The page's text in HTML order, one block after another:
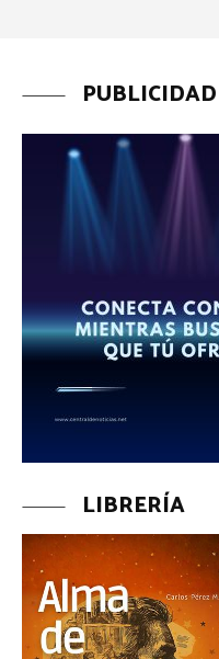
PUBLICIDAD
LIBRERÍA